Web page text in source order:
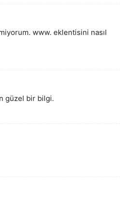
www. eklentisini nasıl
güzel bir bilgi.